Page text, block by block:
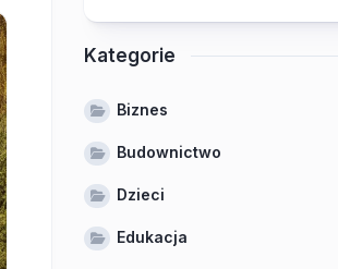
Kategorie
Biznes
Budownictwo
Dzieci
Edukacja